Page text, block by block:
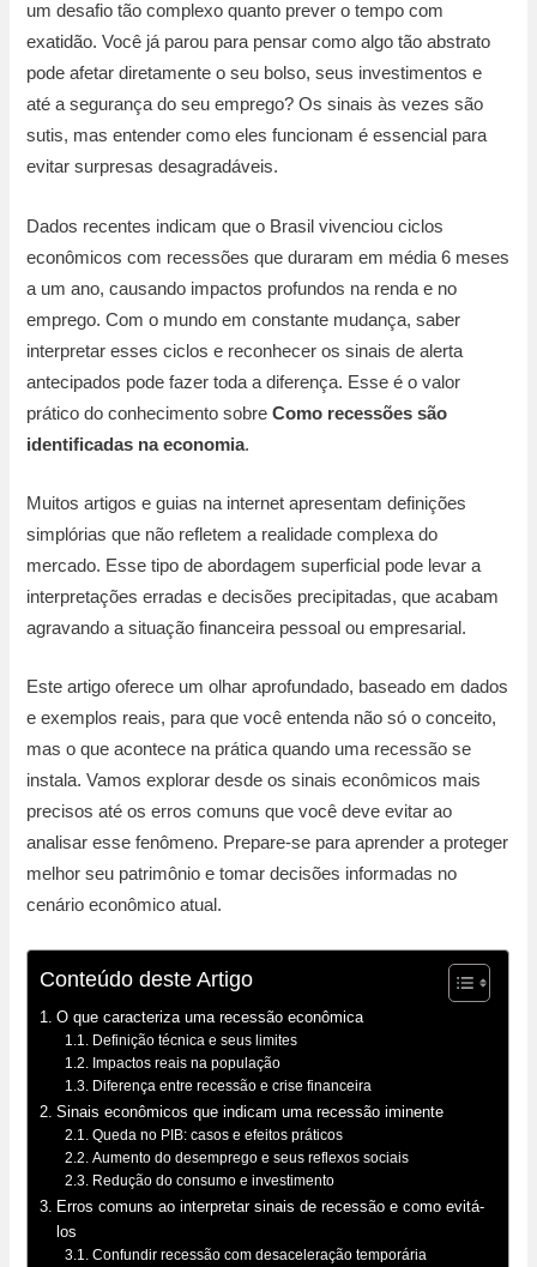
um desafio tão complexo quanto prever o tempo com
exatidão. Você já parou para pensar como algo tão abstrato
pode afetar diretamente o seu bolso, seus investimentos e
até a segurança do seu emprego? Os sinais às vezes são
sutis, mas entender como eles funcionam é essencial para
evitar surpresas desagradáveis.
Dados recentes indicam que o Brasil vivenciou ciclos
econômicos com recessões que duraram em média 6 meses
a um ano, causando impactos profundos na renda e no
emprego. Com o mundo em constante mudança, saber
interpretar esses ciclos e reconhecer os sinais de alerta
antecipados pode fazer toda a diferença. Esse é o valor
prático do conhecimento sobreComo recessões são
identificadas na economia.
Muitos artigos e guias na internet apresentam definições
simplórias que não refletem a realidade complexa do
mercado. Esse tipo de abordagem superficial pode levar a
interpretações erradas e decisões precipitadas, que acabam
agravando a situação financeira pessoal ou empresarial.
Este artigo oferece um olhar aprofundado, baseado em dados
e exemplos reais, para que você entenda não só o conceito,
mas o que acontece na prática quando uma recessão se
instala. Vamos explorar desde os sinais econômicos mais
precisos até os erros comuns que você deve evitar ao
analisar esse fenômeno. Prepare-se para aprender a proteger
melhor seu patrimônio e tomar decisões informadas no
cenário econômico atual.
Conteúdo deste Artigo
O que caracteriza uma recessão econômica
Definição técnica e seus limites
Impactos reais na população
Diferença entre recessão e crise financeira
Sinais econômicos que indicam uma recessão iminente
Queda no PIB: casos e efeitos práticos
Aumento do desemprego e seus reflexos sociais
Redução do consumo e investimento
Erros comuns ao interpretar sinais de recessão e como evitá-
los
Confundir recessão com desaceleração temporária